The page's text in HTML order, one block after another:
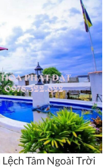
Tâm Ngoài Trời